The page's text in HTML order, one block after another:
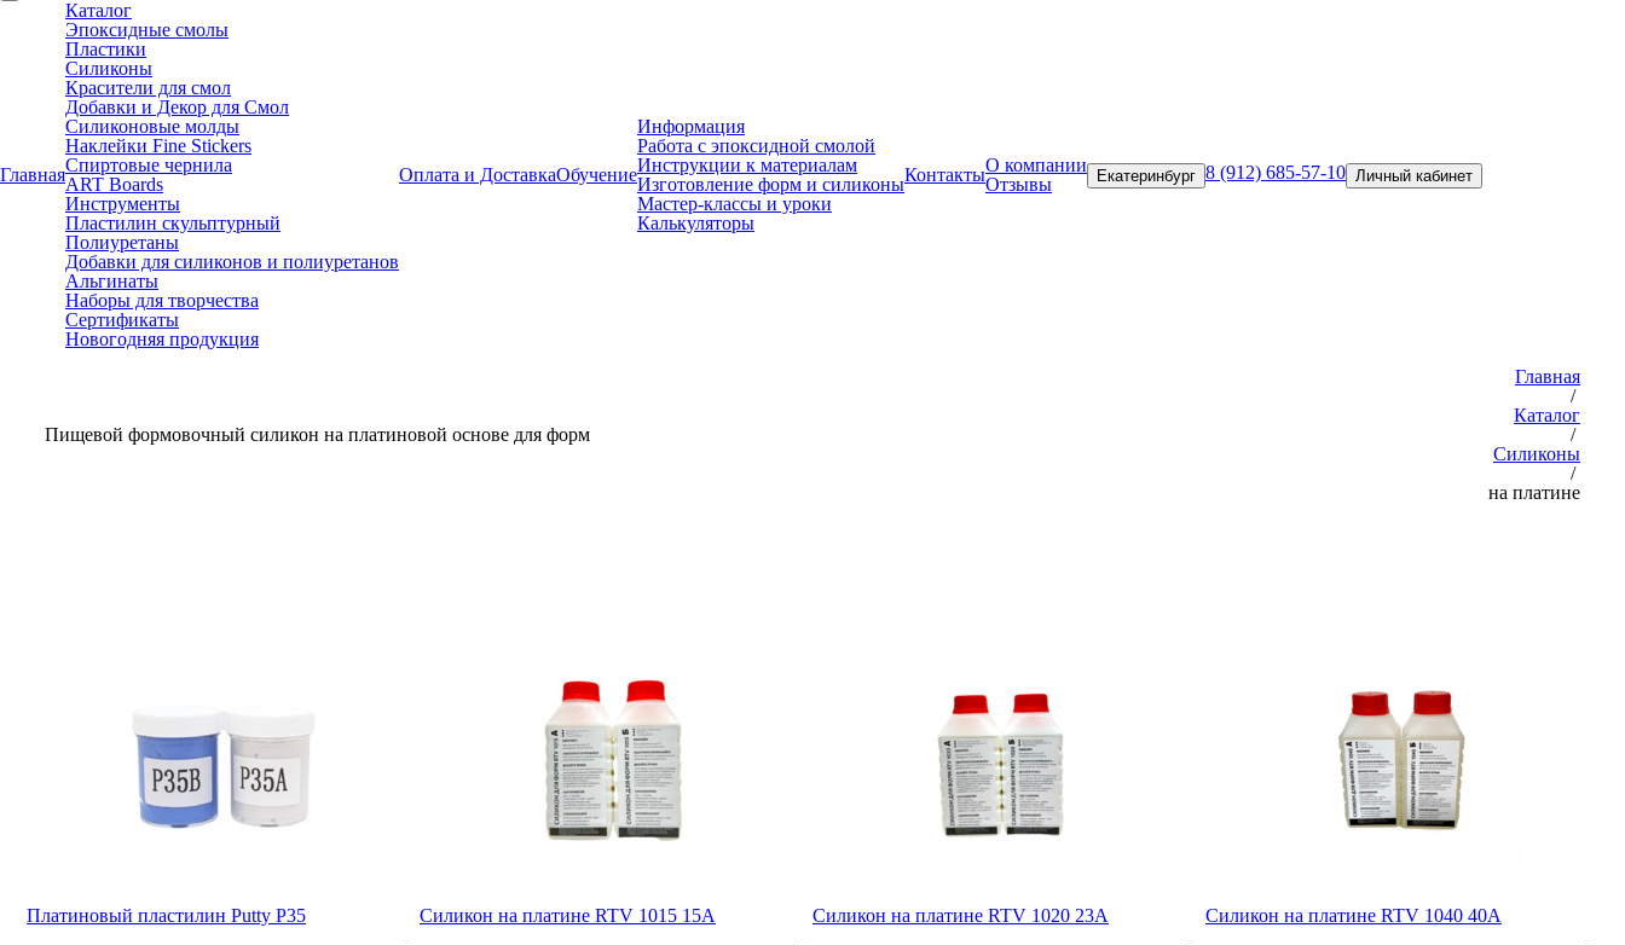
Главная
Каталог
Эпоксидные смолы
Пластики
Силиконы
Красители для смол
Добавки и Декор для Смол
Силиконовые молды
Наклейки Fine Stickers
Спиртовые чернила
ART Boards
Инструменты
Пластилин скульптурный
Полиуретаны
Добавки для силиконов и полиуретанов
Альгинаты
Наборы для творчества
Сертификаты
Новогодняя продукция
Оплата и ДоставкаОбучение
Информация
Работа с эпоксидной смолой
Инструкции к материалам
Изготовление форм и силиконы
Мастер-классы и уроки
Калькуляторы
КонтактыО компании
Отзывы
Екатеринбург 8 (912) 685-57-10 Личный кабинет
Пищевой формовочный силикон на платиновой основе для форм
Главная
/
Каталог
/
Силиконы
/
на платине
Платиновый пластилин Putty P35 Силикон на платине RTV 1015 15А Силикон на платине RTV 1020 23А Силикон на платине RTV 1040 40А